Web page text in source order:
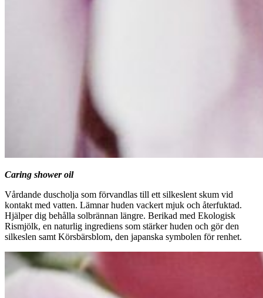
Caring shower oil
Vårdande duscholja som förvandlas till ett silkeslent skum vid
kontakt med vatten. Lämnar huden vackert mjuk och återfuktad.
Hjälper dig behålla solbrännan längre. Berikad med Ekologisk
Rismjölk, en naturlig ingrediens som stärker huden och gör den
silkeslen samt Körsbärsblom, den japanska symbolen för renhet.